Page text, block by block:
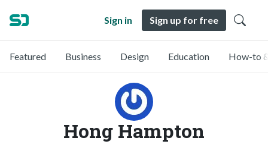
Sign in Sign up for free
Featured Business Design Education How-to
Hong Hampton